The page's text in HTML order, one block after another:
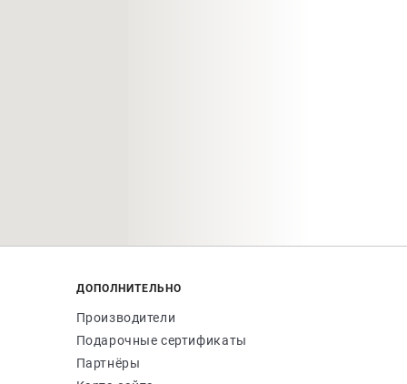
ДОПОЛНИТЕЛЬНО
Производители
Подарочные сертификаты
Партнёры